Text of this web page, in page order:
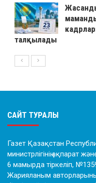
талқылады
САЙТ ТУРАЛЫ
Газет Қазақстан
министрлігінің ақпарат
6 мамырда тіркеліп,
Жарияланым